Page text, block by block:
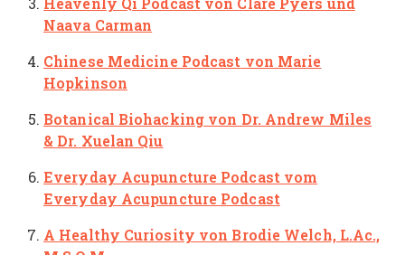
Naava Carman
Chinese Medicine Podcast von Marie
Hopkinson
Botanical Biohacking von Dr. Andrew Miles
& Dr. Xuelan Qiu
Everyday Acupuncture Podcastvom
Everyday Acupuncture Podcast
A Healthy Curiosity von Brodie Welch, L.Ac.,